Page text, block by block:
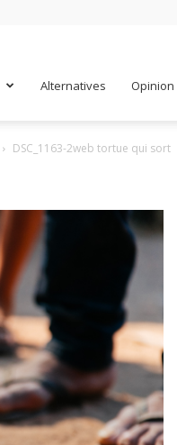
Alternatives Opinion
DSC_1163-2web tortue qui sort